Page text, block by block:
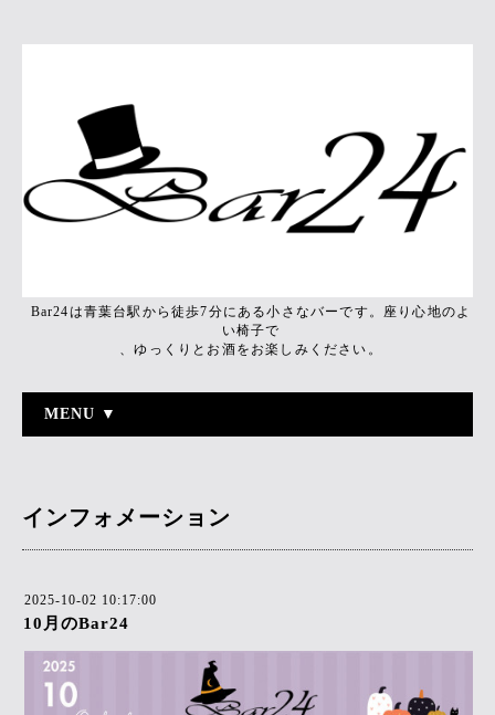
Bar24は青葉台駅から徒歩7分にある小さなバーです。座り心地のよ
い椅子で
、ゆっくりとお酒をお楽しみください。
MENU ▼
インフォメーション
2025-10-02 10:17:00
10月のBar24